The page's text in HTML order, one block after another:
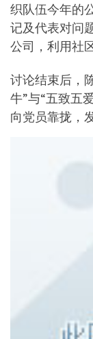
织队伍今年的
记及代表对问
公司，利用社
讨论结束后，
牛”与“五致五
向党员靠拢，